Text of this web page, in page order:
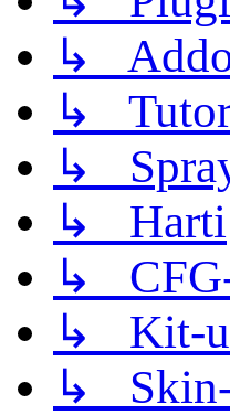
↳
↳
↳
↳ Harti
↳
↳ Kit-
↳